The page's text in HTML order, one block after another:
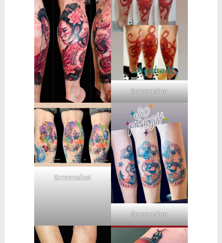
Screenshot
Screenshot
Screenshot